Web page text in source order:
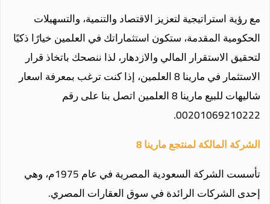
مع رؤية استراتيجية لتعزيز الاقتصاد والتنمية، والتسهيلات
الحكومية المقدمة، ستكون استثماراتك في العلمين خيارًا ذكيًا
لتحقيق الاستقرار المالي والازدهار، لذا ننصحك باتخاذ قرار
الاستثمار في مارينا 8 العلمين، إذا كنت ترغب بمعرفة اسعار
شاليهات للبيع مارينا 8 العلمين اتصل بنا على رقم
00201069210222.
الشركة المالكة لمنتجع مارينا 8
تأسست الشركة السعودية المصرية في عام 1975م، وهي
إحدى الشركات الرائدة في سوق العقارات المصري.